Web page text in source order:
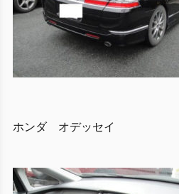
ホンダ オデッセイ